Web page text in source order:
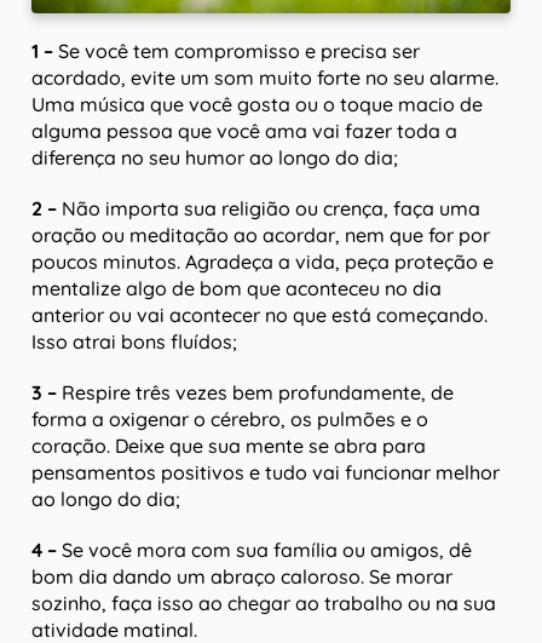
1 – Se você tem compromisso e precisa ser
acordado, evite um som muito forte no seu alarme.
Uma música que você gosta ou o toque macio de
alguma pessoa que você ama vai fazer toda a
diferença no seu humor ao longo do dia;
2 – Não importa sua religião ou crença, faça uma
oração ou meditação ao acordar, nem que for por
poucos minutos. Agradeça a vida, peça proteção e
mentalize algo de bom que aconteceu no dia
anterior ou vai acontecer no que está começando.
Isso atrai bons fluídos;
3 – Respire três vezes bem profundamente, de
forma a oxigenar o cérebro, os pulmões e o
coração. Deixe que sua mente se abra para
pensamentos positivos e tudo vai funcionar melhor
ao longo do dia;
4 – Se você mora com sua família ou amigos, dê
bom dia dando um abraço caloroso. Se morar
sozinho, faça isso ao chegar ao trabalho ou na sua
atividade matinal.